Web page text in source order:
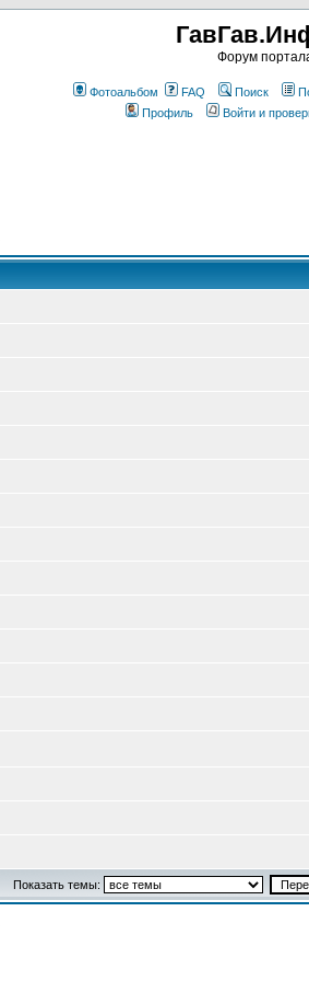
Форум
Фотоальбом FAQ Поиск
Профиль
Войти и
Показать темы: